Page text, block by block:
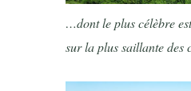
…dont le plus célèbre
sur la plus saillante